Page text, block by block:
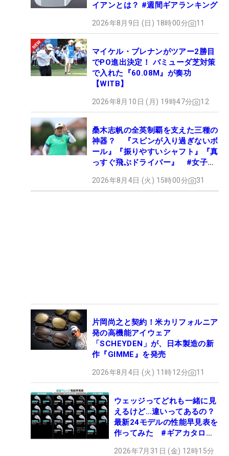
イアンとは？ #週間ギアランキング
2026年8月9日 (日) 18時00分 11
マイケル・ブレナンがツアー2勝目
でPO進出決定！ バミューダ芝対策
で入れた『60.08M』が奏功
【WITB】
2026年8月10日 (月) 19時47分 12
桑木志帆の全英制覇を支えた三種の
神器？ 『スピンが入り過ぎないボ
ール』『振りやすいシャフト』『真
っすぐ飛ぶドライバー』 #女子プ
2026年8月4日 (火) 15時00分 31
片岡尚之と契約！米カリフォルニア
発の高機能アイウェア
「SCHEYDEN」が、日本製造の新
作『GIMME』を発売
2026年8月4日 (火) 11時12分 11
ウェッジってどれも一緒に見
えるけど…違いってあるの？
最新24モデルの性能早見表を
作ってみた #ギアカタログ
2026年7月31日 (金) 12時15分